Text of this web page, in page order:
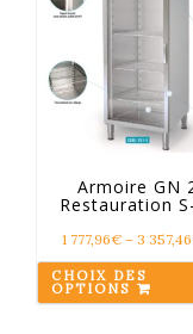
Armoire GN
Restauration
1 777,96€ –3 357,46
CHOIX DES
OPTIONS